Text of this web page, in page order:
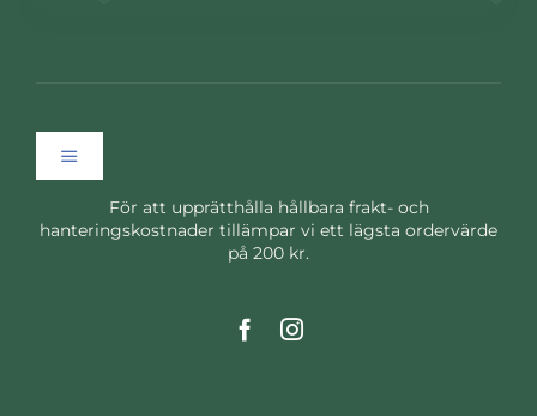
Toggle
HemFör att upprätthålla hållbara frakt- och
hanteringskostnader tillämpar vi ett lägsta ordervärde
på 200 kr.